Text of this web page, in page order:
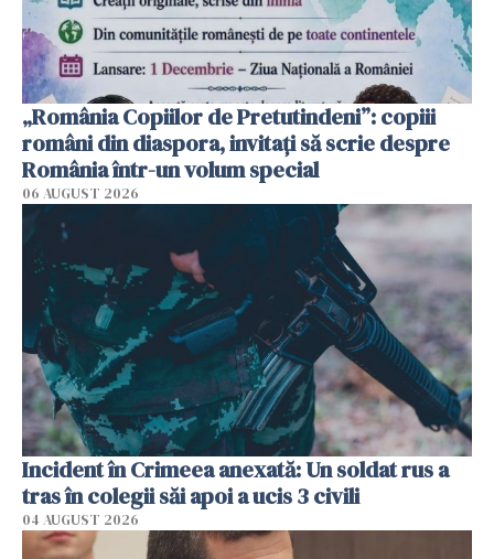
„România Copiilor de Pretutindeni”: copiii
români din diaspora, invitați să scrie despre
România într-un volum special
06 AUGUST 2026
Incident în Crimeea anexată: Un soldat rus a
tras în colegii săi apoi a ucis 3 civili
04 AUGUST 2026